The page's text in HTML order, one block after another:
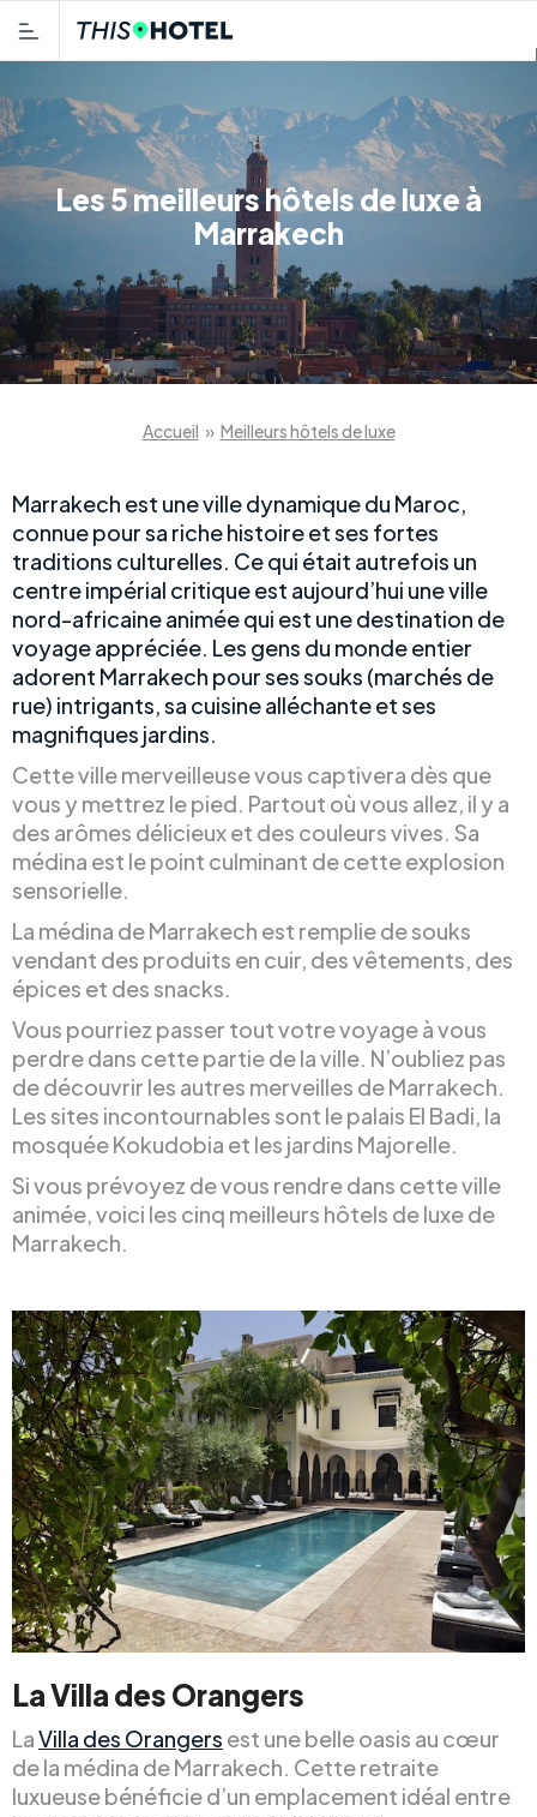
Les 5 meilleurs hôtels de luxe à
Marrakech
Accueil » Meilleurs hôtels de luxe
Marrakech est une ville dynamique du Maroc,
connue pour sa riche histoire et ses fortes
traditions culturelles. Ce qui était autrefois un
centre impérial critique est aujourd’hui une ville
nord-africaine animée qui est une destination de
voyage appréciée. Les gens du monde entier
adorent Marrakech pour ses souks (marchés de
rue) intrigants, sa cuisine alléchante et ses
magnifiques jardins.
Cette ville merveilleuse vous captivera dès que
vous y mettrez le pied. Partout où vous allez, il y a
des arômes délicieux et des couleurs vives. Sa
médina est le point culminant de cette explosion
sensorielle.
La médina de Marrakech est remplie de souks
vendant des produits en cuir, des vêtements, des
épices et des snacks.
Vous pourriez passer tout votre voyage à vous
perdre dans cette partie de la ville. N’oubliez pas
de découvrir les autres merveilles de Marrakech.
Les sites incontournables sont le palais El Badi, la
mosquée Kokudobia et les jardins Majorelle.
Si vous prévoyez de vous rendre dans cette ville
animée, voici les cinq meilleurs hôtels de luxe de
Marrakech.
La Villa des Orangers
LaVilla des Orangers est une belle oasis au cœur
de la médina de Marrakech. Cette retraite
luxueuse bénéficie d’un emplacement idéal entre